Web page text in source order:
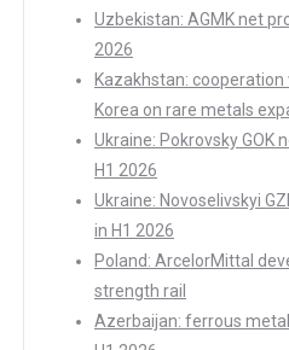
Uzbekistan: AGMK net
2026
Kazakhstan:
Korea on rare metals
Ukraine: Pokrovsky GOK
H1 2026
Ukraine: Novoselivskyi
in H1 2026
Poland: ArcelorMittal
strength rail
Azerbaijan: ferrous